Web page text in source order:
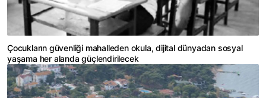
Çocukların güvenliği mahalleden okula, dijital dünyadan sosyal
yaşama her alanda güçlendirilecek